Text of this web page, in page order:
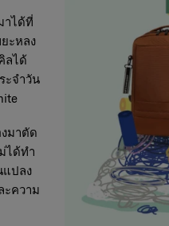
าได้ที่
ะหลง
ลได้
ะจำวัน
มาตัด
ได้ทำ
แปลง
ะความ